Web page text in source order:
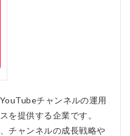
チャンネルの運用
を提供する企業です。
チャンネルの成長戦略や